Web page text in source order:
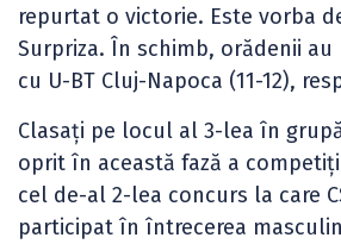
repurtat o victorie. Este vorba
Surpriza. În schimb, orădenii
cu U-BT Cluj-Napoca (11-12),
Clasați pe locul al 3-lea în
oprit în această fază a
cel de-al 2-lea concurs la care
participat în întrecerea